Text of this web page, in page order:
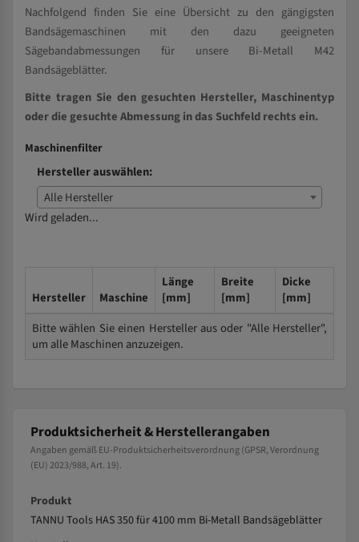
Nachfolgend finden Sie eine Übersicht zu den gängigsten
Bandsägemaschinen mit den dazu geeigneten
Sägebandabmessungen für unsere Bi-Metall M42
Bandsägeblätter.
Bitte tragen Sie den gesuchten Hersteller, Maschinentyp
oder die gesuchte Abmessung in das Suchfeld rechts ein.
Maschinenfilter
Hersteller auswählen:
Alle Hersteller
Wird geladen...
Hersteller Maschine
Länge
[mm]
Breite
[mm]
Dicke
[mm]
Bitte wählen Sie einen Hersteller aus oder "Alle Hersteller",
um alle Maschinen anzuzeigen.
Produktsicherheit & Herstellerangaben
Angaben gemäß EU-Produktsicherheitsverordnung (GPSR, Verordnung
(EU) 2023/988, Art. 19).
Produkt
TANNU Tools HAS 350 für 4100 mm Bi-Metall Bandsägeblätter